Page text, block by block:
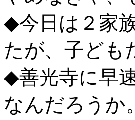
◆今日は２家
たが、子ども
◆善光寺に早
なんだろうか